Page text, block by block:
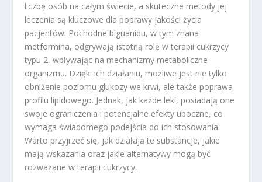
liczbę osób na całym świecie, a skuteczne metody jej
leczenia są kluczowe dla poprawy jakości życia
pacjentów. Pochodne biguanidu, w tym znana
metformina, odgrywają istotną rolę w terapii cukrzycy
typu 2, wpływając na mechanizmy metaboliczne
organizmu. Dzięki ich działaniu, możliwe jest nie tylko
obniżenie poziomu glukozy we krwi, ale także poprawa
profilu lipidowego. Jednak, jak każde leki, posiadają one
swoje ograniczenia i potencjalne efekty uboczne, co
wymaga świadomego podejścia do ich stosowania.
Warto przyjrzeć się, jak działają te substancje, jakie
mają wskazania oraz jakie alternatywy mogą być
rozważane w terapii cukrzycy.